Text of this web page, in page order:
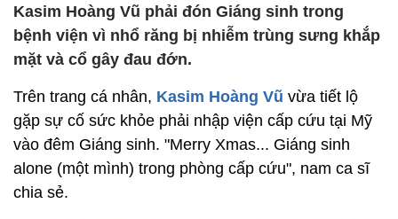
Kasim Hoàng Vũ phải đón Giáng sinh trong
bệnh viện vì nhổ răng bị nhiễm trùng sưng khắp
mặt và cổ gây đau đớn.
Trên trang cá nhân, Kasim Hoàng Vũ vừa tiết lộ
gặp sự cố sức khỏe phải nhập viện cấp cứu tại Mỹ
vào đêm Giáng sinh. "Merry Xmas... Giáng sinh
alone (một mình) trong phòng cấp cứu", nam ca sĩ
chia sẻ.